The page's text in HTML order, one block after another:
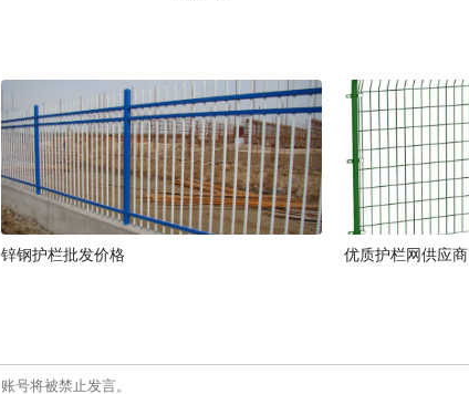
锌钢护栏批发价格 优质护栏网供应商